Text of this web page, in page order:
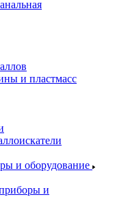
и пластмасс
и оборудование
и